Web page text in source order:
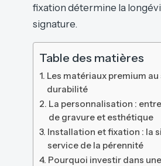
fixation détermine la
signature.
Table des matières
Les matériaux premium au
durabilité
La personnalisation :
de gravure et esthétique
Installation et fixation : la
service de la pérennité
Pourquoi investir dans